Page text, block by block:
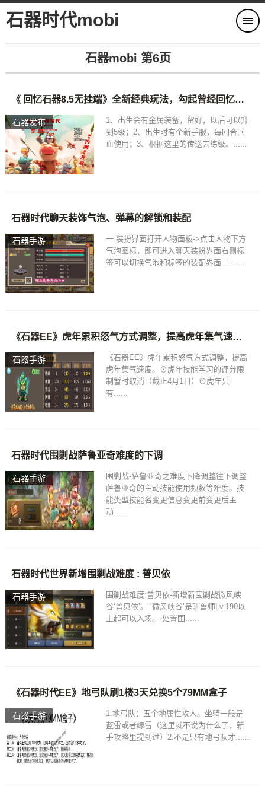
石器时代mobi
石器mobi 第6页
石器发布
《 回忆石器8.5无挂端》全新经典玩法，勾起曾经回忆。港服移植，回忆石器的各种任务，获得各种惊喜奖励
1、出生会有金属装备，留好，以后可以升
到5级；2、出生时有个新手服，每回合回
血使用；3、根据这里的传送去练级。......
石器手游
石器时代聊天装饰气泡、弹幕的解锁和装配
一.装扮界面打开人物面板->点击人物下方
气泡图标，即可进入聊天装扮界面右侧标
签可以切换气泡和标签的装配界面二.......
石器手游
《石器EE》虎年累积怒气方式调整，提高虎年集气速度。
《石器EE》虎年累积怒气方式调整，提高
虎年集气速度。⊙虎年技能学习的评分限
制暂时取消（截止4月1日）⊙虎年只
有......
石器手游
石器时代围剿战萨鲁亚奇难度的下调
围剿战-萨鲁亚奇之难度下降调整往下调整
萨鲁亚奇的主动技能使用频数等难度。技
能类型技能名变更信息变更前变更后主
动......
石器手游
石器时代世界新增围剿战难度 : 普贝依
围剿战难度:普贝依-新增新围剿战微风峡
谷‘普贝依’。-‘微风峡谷’是驯兽师Lv.190以
上起可以入场。-处置围......
石器手游
《石器时代EE》地弓队刷1楼3天兑换5个79MM盒子
1.地弓队：五个地属性攻人。坐骑一般是
蓝雷或者绿雷（这里就不说为什么了，新
手攻略里提到过）2.不是只有地弓队才......